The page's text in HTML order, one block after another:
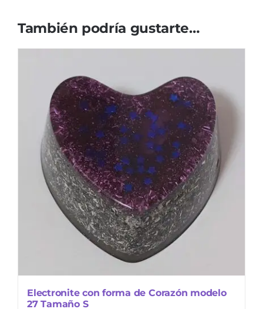
También podría gustarte…
Electronite con forma de Corazón modelo
27 Tamaño S